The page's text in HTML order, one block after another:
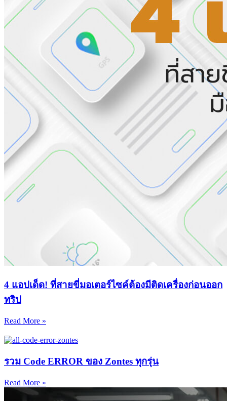
4 แอปเด็ด! ที่สายขี่มอเตอร์ไซค์ต้องมีติดเครื่องก่อนออก
ทริป
Read More »
รวม Code ERROR ของ Zontes ทุกรุ่น
Read More »